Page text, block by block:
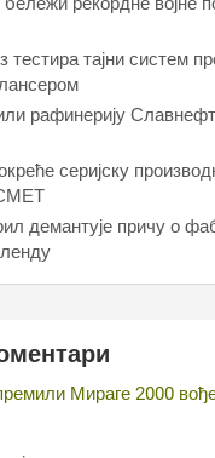
тестира тајни систем
рафинерију
серијску
демантује причу о
Мираге 2000